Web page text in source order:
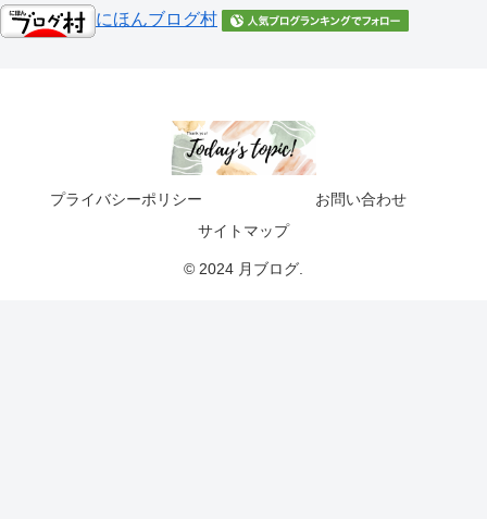
にほんブログ村
プライバシーポリシー
お問い合わせ
サイトマップ
© 2024 月ブログ.